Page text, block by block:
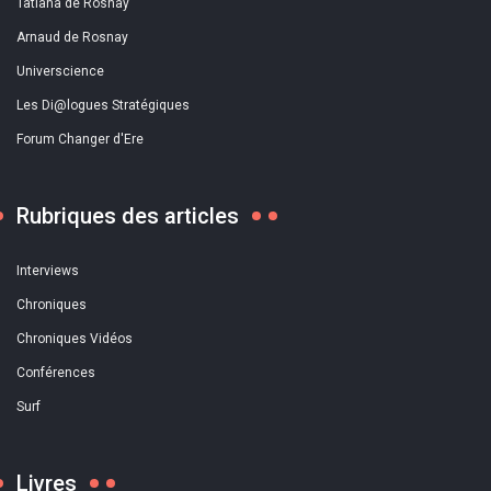
Tatiana de Rosnay
Arnaud de Rosnay
Universcience
Les Di@logues Stratégiques
Forum Changer d'Ere
Rubriques des articles
Interviews
Chroniques
Chroniques Vidéos
Conférences
Surf
Livres